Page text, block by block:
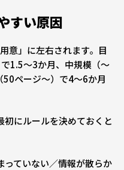
すい原因
意」に左右されます。目
1.5〜3か月、中規模（〜
ページ〜）で4〜6か月
にルールを決めておくと
っていない／情報が散らか